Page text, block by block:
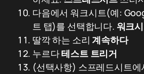
다음에서 워크시트(예:
트 탭)를 선택합니다. 워크
딸깍 하는 소리계속하다
누르다테스트 트리거
(선택사항) 스프레드시트에